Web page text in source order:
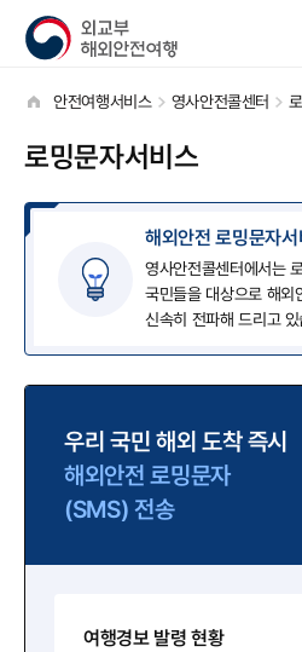
안전여행서비스 영사안전콜센터
로밍문자서비스
해외안전 로밍문자
영사안전콜센터에서는
국민들을 대상으로 해외
신속히 전파해 드리고
우리 국민 해외 도착 즉시
해외안전 로밍문자
(SMS) 전송
여행경보발령 현황